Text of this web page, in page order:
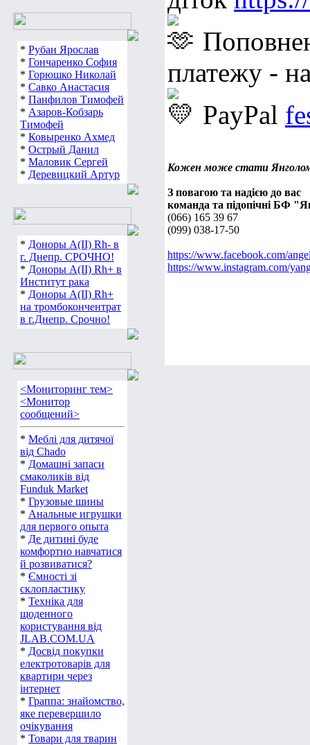
* Рубан Ярослав
* Гончаренко София
* Горюшко Николай
* Савко Анастасия
* Панфилов Тимофей
* Азаров-Кобзарь
Тимофей
* Ковыренко Ахмед
* Острый Данил
* Маловик Сергей
* Деревицкий Артур
* Доноры А(ІІ) Rh- в
г. Днепр. СРОЧНО!
* Доноры А(ІІ) Rh+ в
Институт рака
* Доноры А(ІІ) Rh+
на тромбокончентрат
в г.Днепр. Срочно!
<Мониторинг тем>
<Монитор
сообщений>
* Меблі для дитячої
від Chado
* Домашні запаси
смаколиків від
Funduk Market
* Грузовые шины
* Анальные игрушки
для первого опыта
* Де дитині буде
комфортно навчатися
й розвиватися?
* Ємності зі
склопластику
* Техніка для
щоденного
користування від
JLAB.COM.UA
* Досвід покупки
електротоварів для
квартири через
інтернет
* Граппа: знайомство,
яке перевершило
очікування
* Товари для тварин
платежу -
PayPal
Кожен може стати Янголом
З повагою та надією до вас
команда та підопічні БФ
(066) 165 39 67
(099) 038-17-50
https://www.facebook.com/
https://www.instagram.com/